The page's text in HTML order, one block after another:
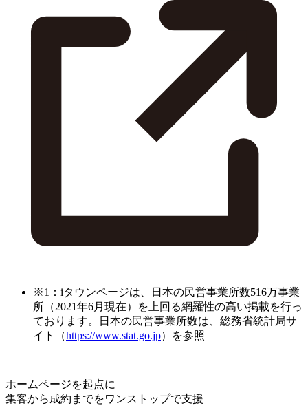
※1：iタウンページは、日本の民営事業所数516万事業
所（2021年6月現在）を上回る網羅性の高い掲載を行っ
ております。日本の民営事業所数は、総務省統計局サ
イト（https://www.stat.go.jp）を参照
ホームページを起点に
集客から成約までをワンストップで支援